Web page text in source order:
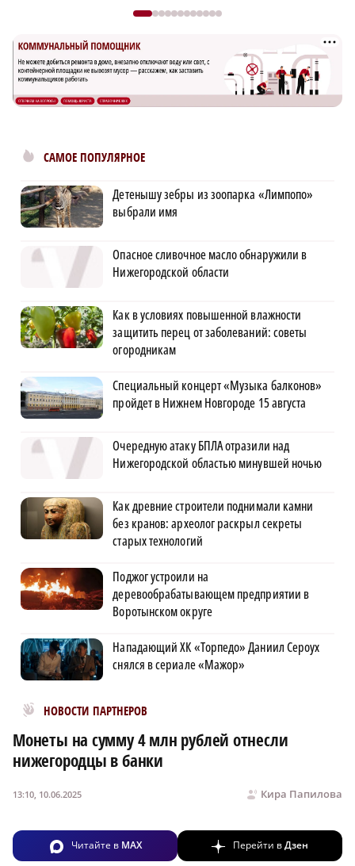
САМОЕ ПОПУЛЯРНОЕ
Детенышу зебры из зоопарка «Лимпопо»
выбрали имя
Опасное сливочное масло обнаружили в
Нижегородской области
Как в условиях повышенной влажности
защитить перец от заболеваний: советы
огородникам
Специальный концерт «Музыка балконов»
пройдет в Нижнем Новгороде 15 августа
Очередную атаку БПЛА отразили над
Нижегородской областью минувшей ночью
Как древние строители поднимали камни
без кранов: археолог раскрыл секреты
старых технологий
Поджог устроили на
деревообрабатывающем предприятии в
Воротынском округе
Нападающий ХК «Торпедо» Даниил Сероух
снялся в сериале «Мажор»
НОВОСТИ ПАРТНЕРОВ
Новости МирТесен
Монеты на сумму 4 млн рублей отнесли
нижегородцы в банки
Кира Папилова
13:10, 10.06.2025
Читайте в MAX Перейти вДзен